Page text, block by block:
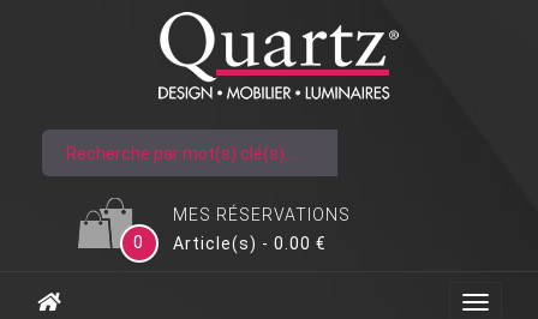
MES RÉSERVATIONS
0
Article(s) - 0.00 €